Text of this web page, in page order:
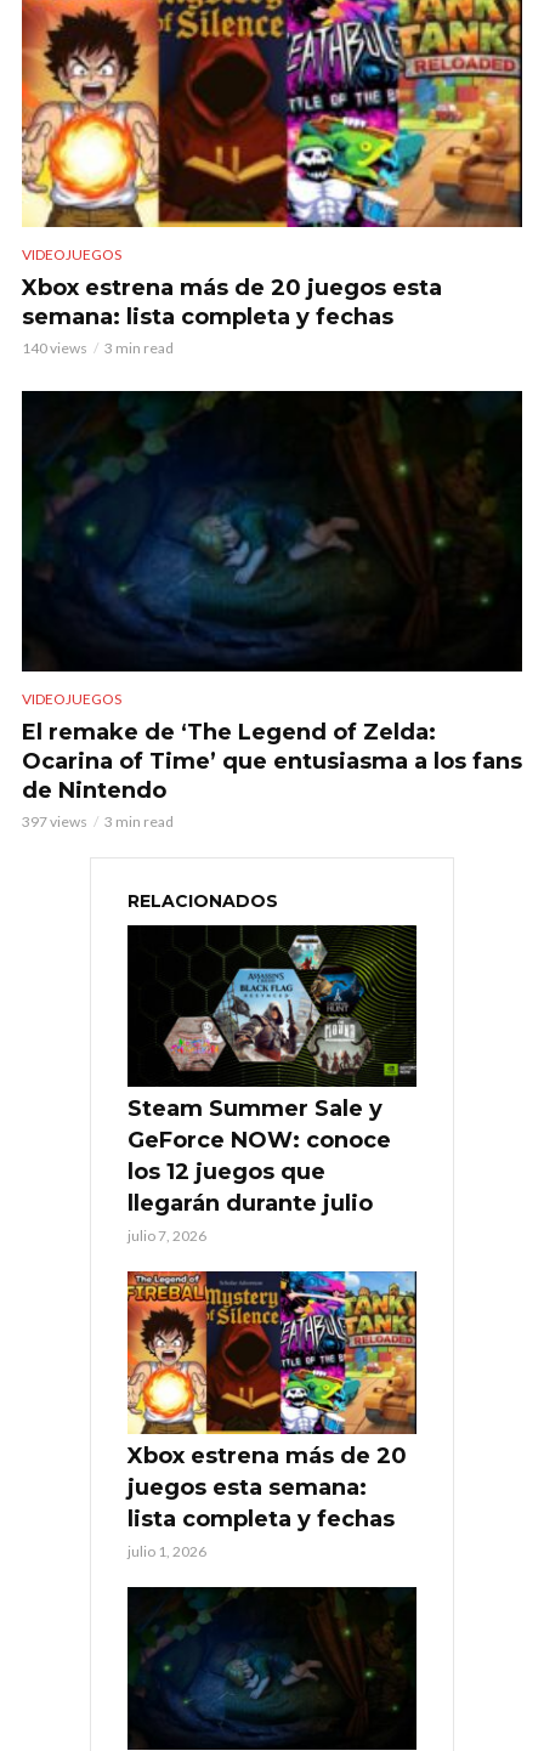
VIDEOJUEGOS
Xbox estrena más de 20 juegos esta
semana: lista completa y fechas
140 views 3 min read
VIDEOJUEGOS
El remake de ‘The Legend of Zelda:
Ocarina of Time’ que entusiasma a los fans
de Nintendo
397 views 3 min read
RELACIONADOS
Steam Summer Sale y
GeForce NOW: conoce
los 12 juegos que
llegarán durante julio
julio 7, 2026
Xbox estrena más de 20
juegos esta semana:
lista completa y fechas
julio 1, 2026